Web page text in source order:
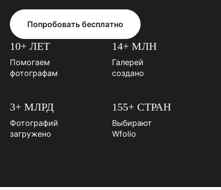
Попробовать бесплатно
10+ ЛЕТ
Помогаем
фотографам
14+ МЛН
Галерей
создано
3+ МЛРД
Фотографий
загружено
155+ СТРАН
Выбирают
Wfolio